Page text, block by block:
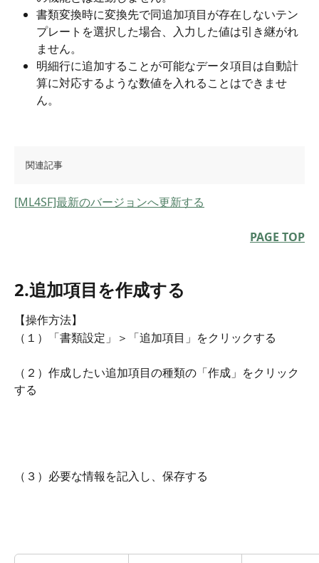
書類変換時に変換先で同追加項目が存在しないテン
プレートを選択した場合、入力した値は引き継がれ
ません。
明細行に追加することが可能なデータ項目は自動計
算に対応するような数値を入れることはできませ
ん。
関連記事
[ML4SF]最新のバージョンへ更新する
PAGE TOP
2.追加項目を作成する
【操作方法】
（１）「書類設定」＞「追加項目」をクリックする
（２）作成したい追加項目の種類の「作成」をクリック
する
（３）必要な情報を記入し、保存する